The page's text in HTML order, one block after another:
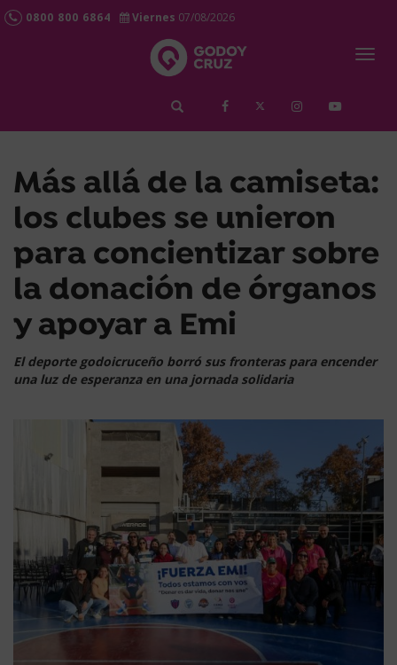
0800 800 6864 Viernes 07/08/2026
Más allá de la camiseta:
los clubes se unieron
para concientizar sobre
la donación de órganos
y apoyar a Emi
El deporte godoicruceño borró sus fronteras para encender
una luz de esperanza en una jornada solidaria